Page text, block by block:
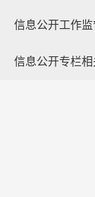
信息公开工作监
信息公开专栏